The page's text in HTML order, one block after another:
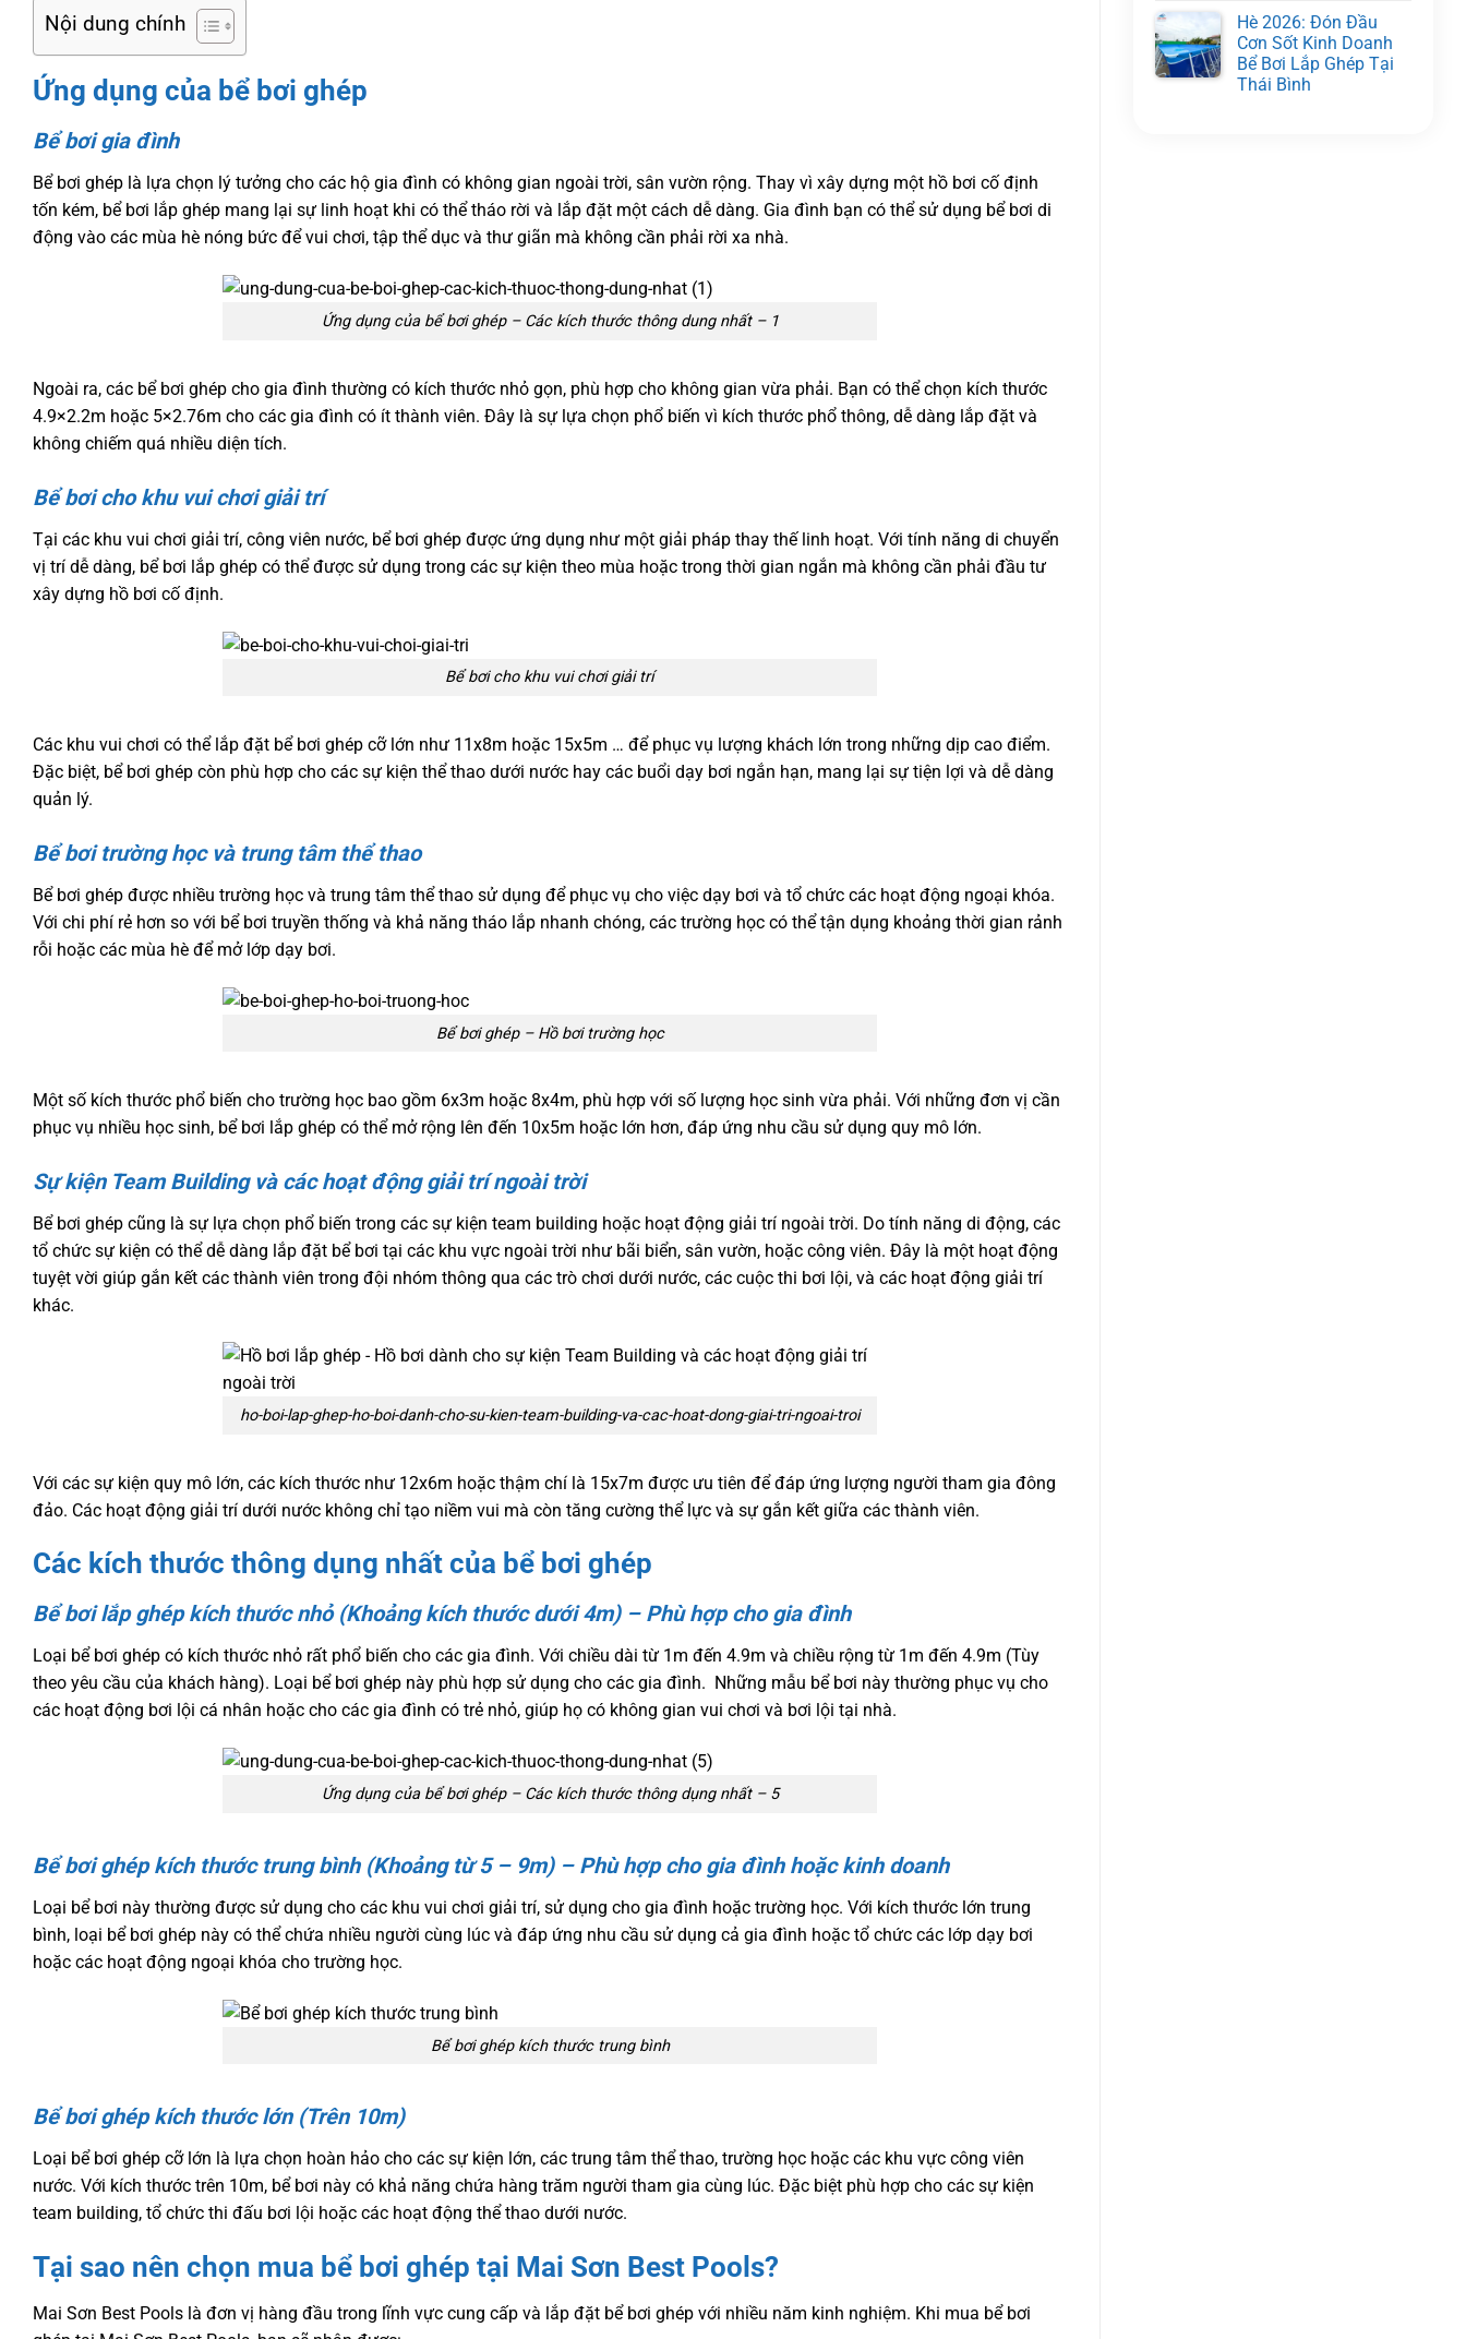
Nội dung chính
Ứng dụng của bể bơi ghép
Bể bơi gia đình
Bể bơi ghép là lựa chọn lý tưởng cho các hộ gia đình có không gian ngoài trời, sân vườn rộng. Thay vì xây dựng một hồ bơi cố định
tốn kém, bể bơi lắp ghép mang lại sự linh hoạt khi có thể tháo rời và lắp đặt một cách dễ dàng. Gia đình bạn có thể sử dụng bể bơi di
động vào các mùa hè nóng bức để vui chơi, tập thể dục và thư giãn mà không cần phải rời xa nhà.
Ứng dụng của bể bơi ghép – Các kích thước thông dung nhất – 1
Ngoài ra, các bể bơi ghép cho gia đình thường có kích thước nhỏ gọn, phù hợp cho không gian vừa phải. Bạn có thể chọn kích thước
4.9×2.2m hoặc 5×2.76m cho các gia đình có ít thành viên. Đây là sự lựa chọn phổ biến vì kích thước phổ thông, dễ dàng lắp đặt và
không chiếm quá nhiều diện tích.
Bể bơi cho khu vui chơi giải trí
Tại các khu vui chơi giải trí, công viên nước, bể bơi ghép được ứng dụng như một giải pháp thay thế linh hoạt. Với tính năng di chuyển
vị trí dễ dàng, bể bơi lắp ghép có thể được sử dụng trong các sự kiện theo mùa hoặc trong thời gian ngắn mà không cần phải đầu tư
xây dựng hồ bơi cố định.
Bể bơi cho khu vui chơi giải trí
Các khu vui chơi có thể lắp đặt bể bơi ghép cỡ lớn như 11x8m hoặc 15x5m … để phục vụ lượng khách lớn trong những dịp cao điểm.
Đặc biệt, bể bơi ghép còn phù hợp cho các sự kiện thể thao dưới nước hay các buổi dạy bơi ngắn hạn, mang lại sự tiện lợi và dễ dàng
quản lý.
Bể bơi trường học và trung tâm thể thao
Bể bơi ghép được nhiều trường học và trung tâm thể thao sử dụng để phục vụ cho việc dạy bơi và tổ chức các hoạt động ngoại khóa.
Với chi phí rẻ hơn so với bể bơi truyền thống và khả năng tháo lắp nhanh chóng, các trường học có thể tận dụng khoảng thời gian rảnh
rỗi hoặc các mùa hè để mở lớp dạy bơi.
Bể bơi ghép – Hồ bơi trường học
Một số kích thước phổ biến cho trường học bao gồm 6x3m hoặc 8x4m, phù hợp với số lượng học sinh vừa phải. Với những đơn vị cần
phục vụ nhiều học sinh, bể bơi lắp ghép có thể mở rộng lên đến 10x5m hoặc lớn hơn, đáp ứng nhu cầu sử dụng quy mô lớn.
Sự kiện Team Building và các hoạt động giải trí ngoài trời
Bể bơi ghép cũng là sự lựa chọn phổ biến trong các sự kiện team building hoặc hoạt động giải trí ngoài trời. Do tính năng di động, các
tổ chức sự kiện có thể dễ dàng lắp đặt bể bơi tại các khu vực ngoài trời như bãi biển, sân vườn, hoặc công viên. Đây là một hoạt động
tuyệt vời giúp gắn kết các thành viên trong đội nhóm thông qua các trò chơi dưới nước, các cuộc thi bơi lội, và các hoạt động giải trí
khác.
ho-boi-lap-ghep-ho-boi-danh-cho-su-kien-team-building-va-cac-hoat-dong-giai-tri-ngoai-troi
Với các sự kiện quy mô lớn, các kích thước như 12x6m hoặc thậm chí là 15x7m được ưu tiên để đáp ứng lượng người tham gia đông
đảo. Các hoạt động giải trí dưới nước không chỉ tạo niềm vui mà còn tăng cường thể lực và sự gắn kết giữa các thành viên.
Các kích thước thông dụng nhất của bể bơi ghép
Bể bơi lắp ghép kích thước nhỏ (Khoảng kích thước dưới 4m) – Phù hợp cho gia đình
Loại bể bơi ghép có kích thước nhỏ rất phổ biến cho các gia đình. Với chiều dài từ 1m đến 4.9m và chiều rộng từ 1m đến 4.9m (Tùy
theo yêu cầu của khách hàng). Loại bể bơi ghép này phù hợp sử dụng cho các gia đình. Những mẫu bể bơi này thường phục vụ cho
các hoạt động bơi lội cá nhân hoặc cho các gia đình có trẻ nhỏ, giúp họ có không gian vui chơi và bơi lội tại nhà.
Ứng dụng của bể bơi ghép – Các kích thước thông dụng nhất – 5
Bể bơi ghép kích thước trung bình (Khoảng từ 5 – 9m) – Phù hợp cho gia đình hoặc kinh doanh
Loại bể bơi này thường được sử dụng cho các khu vui chơi giải trí, sử dụng cho gia đình hoặc trường học. Với kích thước lớn trung
bình, loại bể bơi ghép này có thể chứa nhiều người cùng lúc và đáp ứng nhu cầu sử dụng cả gia đình hoặc tổ chức các lớp dạy bơi
hoặc các hoạt động ngoại khóa cho trường học.
Bể bơi ghép kích thước trung bình
Bể bơi ghép kích thước lớn (Trên 10m)
Loại bể bơi ghép cỡ lớn là lựa chọn hoàn hảo cho các sự kiện lớn, các trung tâm thể thao, trường học hoặc các khu vực công viên
nước. Với kích thước trên 10m, bể bơi này có khả năng chứa hàng trăm người tham gia cùng lúc. Đặc biệt phù hợp cho các sự kiện
team building, tổ chức thi đấu bơi lội hoặc các hoạt động thể thao dưới nước.
Tại sao nên chọn mua bể bơi ghép tại Mai Sơn Best Pools?
Mai Sơn Best Pools là đơn vị hàng đầu trong lĩnh vực cung cấp và lắp đặt bể bơi ghép với nhiều năm kinh nghiệm. Khi mua bể bơi
Hè 2026: Đón Đầu
Cơn Sốt Kinh Doanh
Bể Bơi Lắp Ghép Tại
Thái Bình